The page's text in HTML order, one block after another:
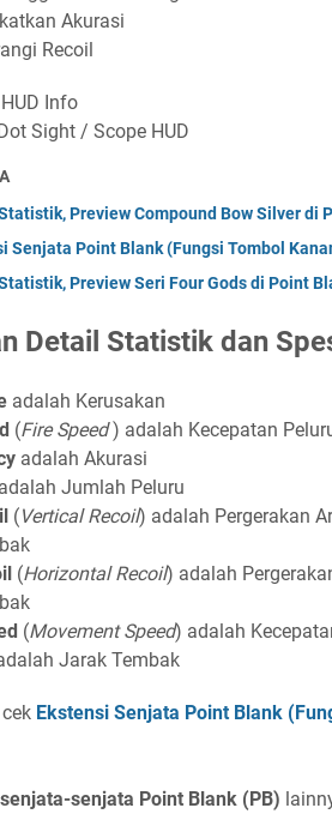
Akurasi
Recoil
Info
Sight / Scope HUD
Preview Compound Bow Silver di
Senjata Point Blank (Fungsi Tombol
Preview Seri Four Gods di Point
Detail Statistik dan
adalah Kerusakan
(Fire Speed) adalah Kecepatan
adalah Akurasi
adalah Jumlah Peluru
(Vertical Recoil) adalah Pergerakan
(Horizontal Recoil) adalah
(Movement Speed) adalah
Jarak Tembak
Ekstensi Senjata Point Blank
senjata-senjata Point Blank (PB)